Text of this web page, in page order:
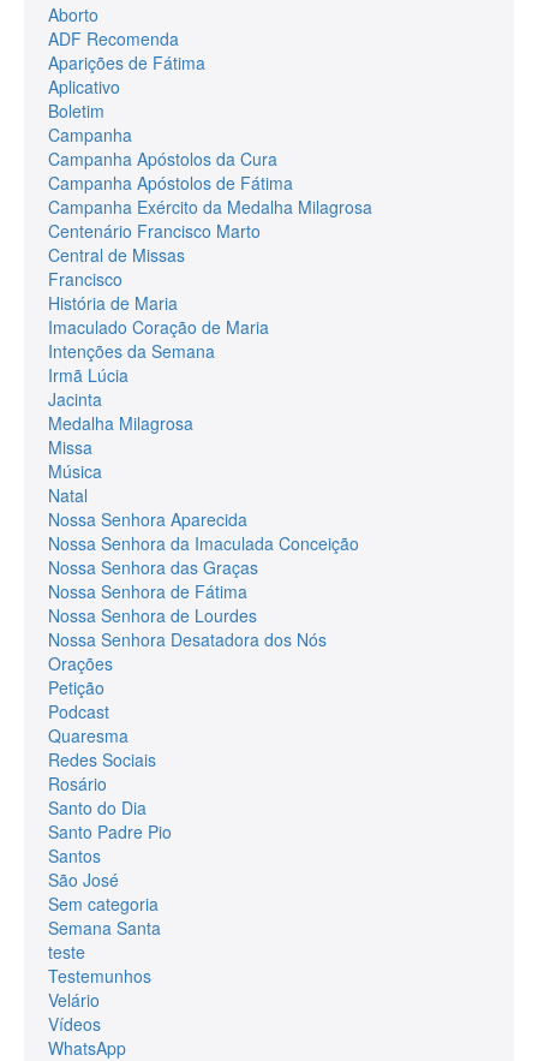
Aborto
ADF Recomenda
Aparições de Fátima
Aplicativo
Boletim
Campanha
Campanha Apóstolos da Cura
Campanha Apóstolos de Fátima
Campanha Exército da Medalha Milagrosa
Centenário Francisco Marto
Central de Missas
Francisco
História de Maria
Imaculado Coração de Maria
Intenções da Semana
Irmã Lúcia
Jacinta
Medalha Milagrosa
Missa
Música
Natal
Nossa Senhora Aparecida
Nossa Senhora da Imaculada Conceição
Nossa Senhora das Graças
Nossa Senhora de Fátima
Nossa Senhora de Lourdes
Nossa Senhora Desatadora dos Nós
Orações
Petição
Podcast
Quaresma
Redes Sociais
Rosário
Santo do Dia
Santo Padre Pio
Santos
São José
Sem categoria
Semana Santa
teste
Testemunhos
Velário
Vídeos
WhatsApp